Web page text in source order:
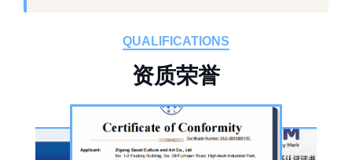
板仓工业园，拥有标准化生产车间、配套生产
品的恐龙制作公司。公司采用按需定制模式，
从前期方案设计、场景规划，到中期原料选
择、工序制作，再到后期运输配送、上门安装
调试，形成全流程服务，可用于主题乐园、文
QUALIFICATIONS
资质荣誉